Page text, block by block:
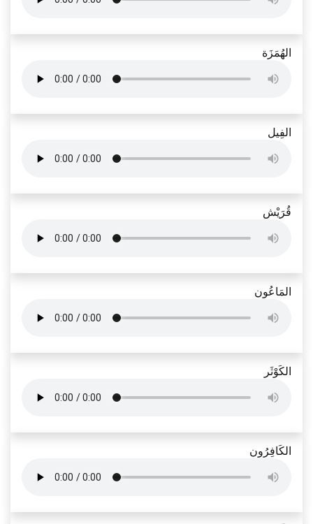
الهُمَزَة
الفِيل
قُرَيْش
المَاعُون
الكَوْثَر
الكَافِرُون